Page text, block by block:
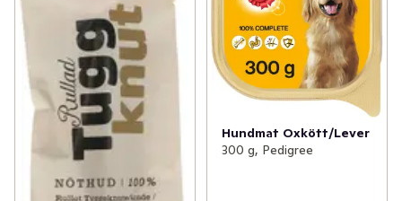
Hundmat Oxkött/Lever
300 g, Pedigree